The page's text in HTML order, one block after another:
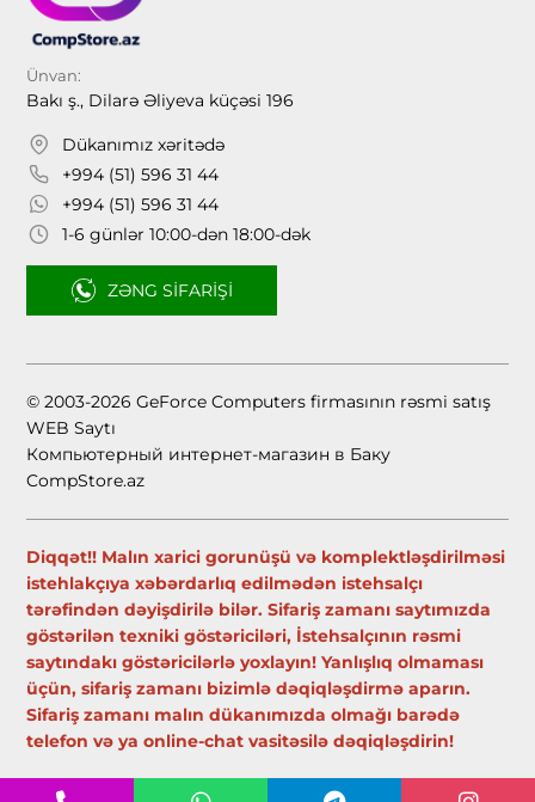
Ünvan:
Bakı ş., Dilarə Əliyeva küçəsi 196
Dükanımız xəritədə
+994 (51) 596 31 44
+994 (51) 596 31 44
1-6 günlər 10:00-dən 18:00-dək
ZƏNG SIFARIŞI
© 2003-2026 GeForce Computers firmasının rəsmi satış
WEB Saytı
Компьютерный интернет-магазин в Баку
CompStore.az
Diqqət!! Malın xarici gorunüşü və komplektləşdirilməsi
istehlakçıya xəbərdarlıq edilmədən istehsalçı
tərəfindən dəyişdirilə bilər. Sifariş zamanı saytımızda
göstərilən texniki göstəriciləri, İstehsalçının rəsmi
saytındakı göstəricilərlə yoxlayın! Yanlışlıq olmaması
üçün, sifariş zamanı bizimlə dəqiqləşdirmə aparın.
Sifariş zamanı malın dükanımızda olmağı barədə
telefon və ya online-chat vasitəsilə dəqiqləşdirin!